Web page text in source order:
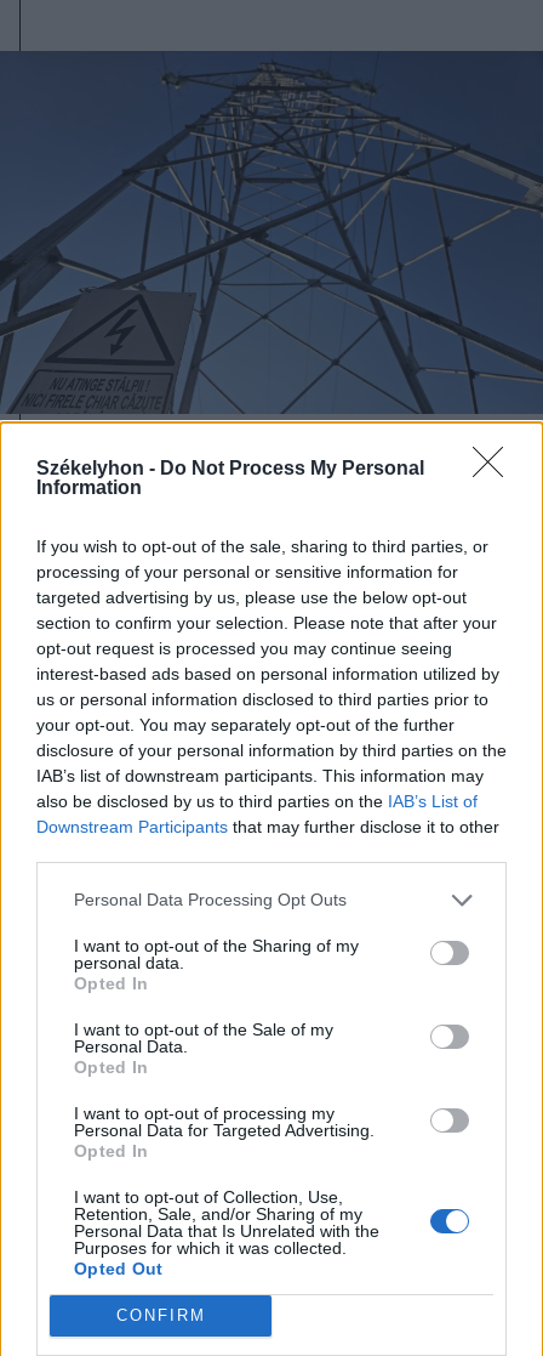
Székelyhon - Do Not Process My Personal
Information
If you wish to opt-out of the sale, sharing to third parties, or
processing of your personal or sensitive information for
targeted advertising by us, please use the below opt-out
section to confirm your selection. Please note that after your
opt-out request is processed you may continue seeing
interest-based ads based on personal information utilized by
us or personal information disclosed to third parties prior to
your opt-out. You may separately opt-out of the further
disclosure of your personal information by third parties on the
IAB’s list of downstream participants. This information may
also be disclosed by us to third parties on the IAB’s List of
Downstream Participants that may further disclose it to other
Personal Data Processing Opt Outs
I want to opt-out of the Sharing of my
personal data.
Opted In
I want to opt-out of the Sale of my
Personal Data.
Opted In
I want to opt-out of processing my
Personal Data for Targeted Advertising.
Opted In
I want to opt-out of Collection, Use,
Retention, Sale, and/or Sharing of my
Personal Data that Is Unrelated with the
Purposes for which it was collected.
Opted Out
CONFIRM
2026. augusztus 06., csütörtök
Villamosenergia-válság
fogadott el a kormány
Bolojan szerint négy éve a
közlekedési minisztériumnál van
egy projekt, ami a Duna
vízhozamának növelését segítené
elő